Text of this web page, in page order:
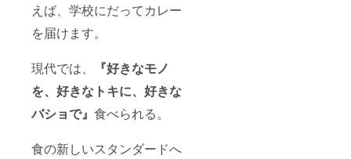
えば、学校にだってカレー
を届けます。
現代では、
『好きなモノ
を、好きなトキに、好きな
バショで』 食べられる。
食の新しいスタンダードへ